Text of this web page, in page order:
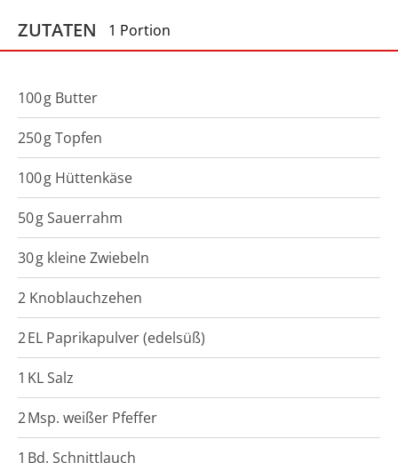
ZUTATEN 1 Portion
100g Butter
250gTopfen
100g Hüttenkäse
50gSauerrahm
30g kleine Zwiebeln
2 Knoblauchzehen
2EL Paprikapulver (edelsüß)
1 KLSalz
2Msp. weißer Pfeffer
1 Bd. Schnittlauch